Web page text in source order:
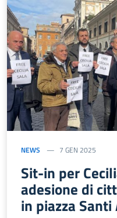
NEWS 7 GEN 2025
Sit-in per
adesione di
in piazza